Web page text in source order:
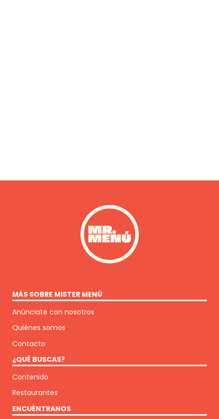
MÁS SOBRE MISTER MENÚ
Anúnciate con nosotros
Quiénes somos
Contacto
¿QUÉ BUSCAS?
Contenido
Restaurantes
ENCUÉNTRANOS